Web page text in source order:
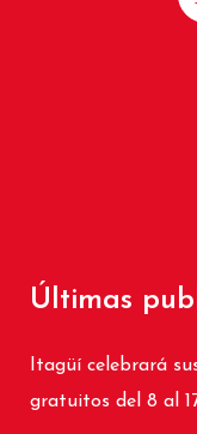
Últimas
Itagüí celebrará
gratuitos del 8 al